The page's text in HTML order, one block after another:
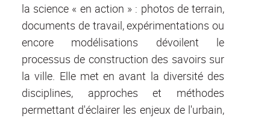
la science « en action » : photos de terrain,
documents de travail, expérimentations ou
encore modélisations dévoilent le
processus de construction des savoirs sur
la ville. Elle met en avant la diversité des
disciplines, approches et méthodes
permettant d'éclairer les enjeux de l'urbain,